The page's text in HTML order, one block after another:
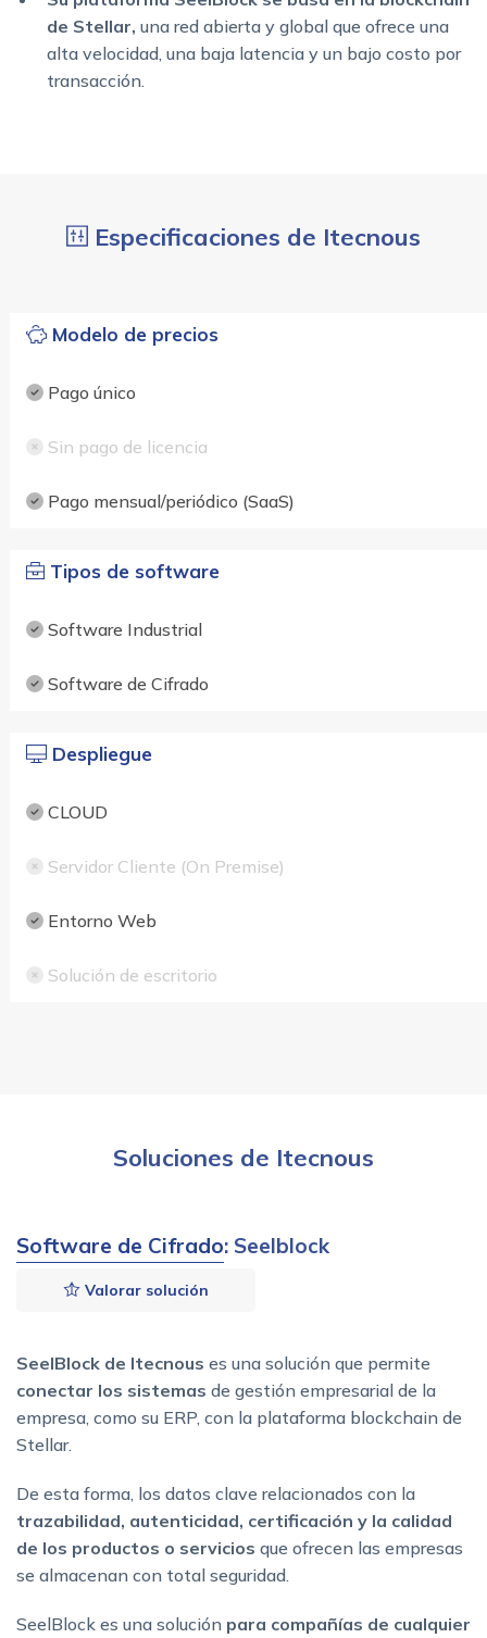
de Stellar, una red abierta y global que ofrece una
alta velocidad, una baja latencia y un bajo costo por
transacción.
Especificaciones de Itecnous
Modelo de precios
Pago único
Sin pago de licencia
Pago mensual/periódico (SaaS)
Tipos de software
Software Industrial
Software de Cifrado
Despliegue
CLOUD
Servidor Cliente (On Premise)
Entorno Web
Solución de escritorio
Soluciones de Itecnous
Software de Cifrado: Seelblock
Valorar solución
SeelBlock de Itecnous es una solución que permite
conectar los sistemas de gestión empresarial de la
empresa, como su ERP, con la plataforma blockchain de
Stellar.
De esta forma, los datos clave relacionados con la
trazabilidad, autenticidad, certificación y la calidad
de los productos o servicios que ofrecen las empresas
se almacenan con total seguridad.
SeelBlock es una solución para compañías de cualquier